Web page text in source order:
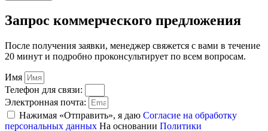
Запрос коммерческого предложения
После получения заявки, менеджер свяжется с вами в течение
20 минут и подробно проконсультирует по всем вопросам.
Имя
Телефон для связи:
Электронная почта:
Нажимая «Отправить», я даю Согласие на обработку
персональных данных На основании Политики